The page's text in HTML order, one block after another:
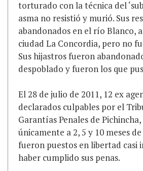
torturado con la técnica del
asma no resistió y murió. Sus
abandonados en el río Blanco,
ciudad La Concordia, pero no
Sus hijastros fueron
despoblado y fueron los que
El 28 de julio de 2011, 12 ex
declarados culpables por el
Garantías Penales de
únicamente a 2, 5 y 10 meses
fueron puestos en libertad casi
haber cumplido sus penas.